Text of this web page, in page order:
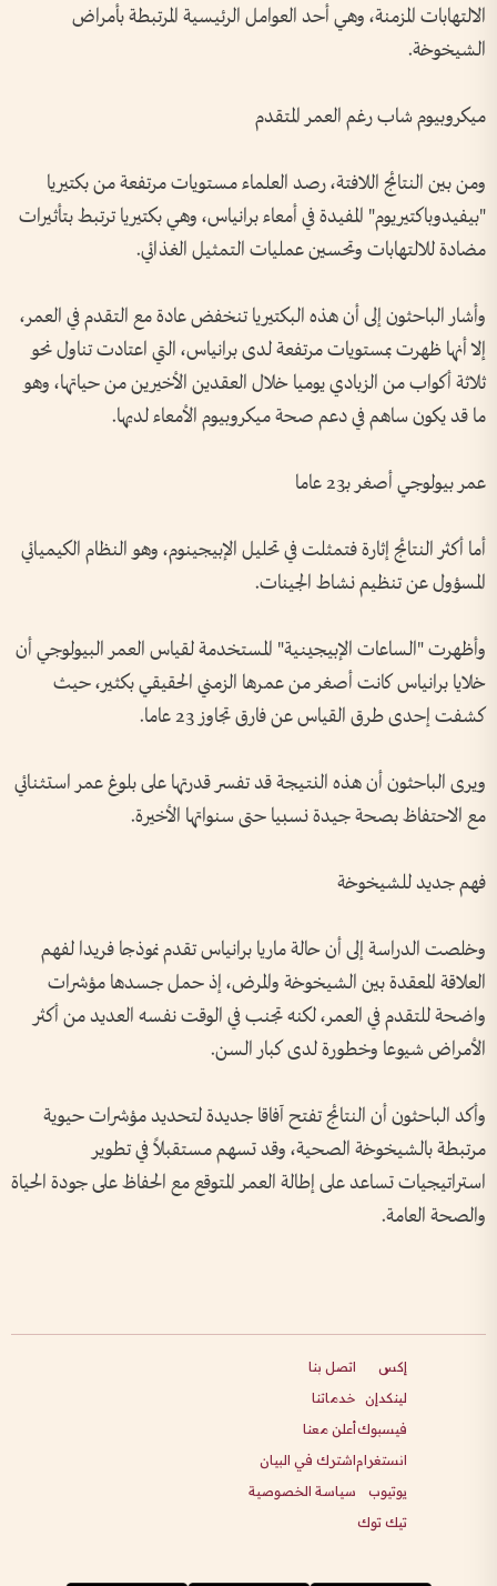
الالتهابات المزمنة، وهي أحد العوامل الرئيسية المرتبطة بأمراض
الشيخوخة.
ميكروبيوم شاب رغم العمر المتقدم
ومن بين النتائج اللافتة، رصد العلماء مستويات مرتفعة من بكتيريا
"بيفيدوباكتيريوم" المفيدة في أمعاء برانياس، وهي بكتيريا ترتبط بتأثيرات
مضادة للالتهابات وتحسين عمليات التمثيل الغذائي.
وأشار الباحثون إلى أن هذه البكتيريا تنخفض عادة مع التقدم في العمر،
إلا أنها ظهرت بمستويات مرتفعة لدى برانياس، التي اعتادت تناول نحو
ثلاثة أكواب من الزبادي يوميا خلال العقدين الأخيرين من حياتها، وهو
ما قد يكون ساهم في دعم صحة ميكروبيوم الأمعاء لديها.
عمر بيولوجي أصغر بـ23 عاما
أما أكثر النتائج إثارة فتمثلت في تحليل الإبيجينوم، وهو النظام الكيميائي
المسؤول عن تنظيم نشاط الجينات.
وأظهرت "الساعات الإبيجينية" المستخدمة لقياس العمر البيولوجي أن
خلايا برانياس كانت أصغر من عمرها الزمني الحقيقي بكثير، حيث
كشفت إحدى طرق القياس عن فارق تجاوز 23 عاما.
ويرى الباحثون أن هذه النتيجة قد تفسر قدرتها على بلوغ عمر استثنائي
مع الاحتفاظ بصحة جيدة نسبيا حتى سنواتها الأخيرة.
فهم جديد للشيخوخة
وخلصت الدراسة إلى أن حالة ماريا برانياس تقدم نموذجا فريدا لفهم
العلاقة المعقدة بين الشيخوخة والمرض، إذ حمل جسدها مؤشرات
واضحة للتقدم في العمر، لكنه تجنب في الوقت نفسه العديد من أكثر
الأمراض شيوعا وخطورة لدى كبار السن.
وأكد الباحثون أن النتائج تفتح آفاقا جديدة لتحديد مؤشرات حيوية
مرتبطة بالشيخوخة الصحية، وقد تسهم مستقبلاً في تطوير
استراتيجيات تساعد على إطالة العمر المتوقع مع الحفاظ على جودة الحياة
والصحة العامة.
إكس
لينكدإن
فيسبوك
انستغرام
يوتيوب
تيك توك
اتصل بنا
خدماتنا
أعلن معنا
اشترك في البيان
سياسة الخصوصية